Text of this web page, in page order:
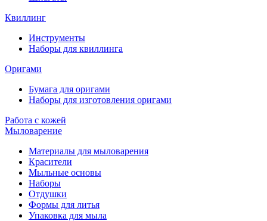
Квиллинг
Инструменты
Наборы для квиллинга
Оригами
Бумага для оригами
Наборы для изготовления оригами
Работа с кожей
Мыловарение
Материалы для мыловарения
Красители
Мыльные основы
Наборы
Отдушки
Формы для литья
Упаковка для мыла